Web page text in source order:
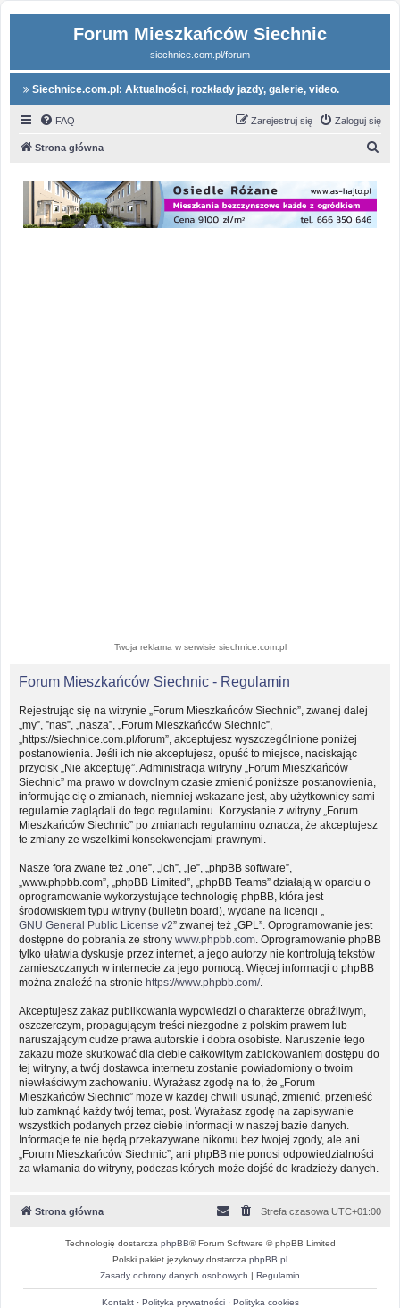
Forum Mieszkańców Siechnic
siechnice.com.pl/forum
Siechnice.com.pl: Aktualności, rozkłady jazdy, galerie, video.
FAQ Zaloguj się
Zarejestruj się
Strona główna
Twoja reklama w serwisie siechnice.com.pl
Forum Mieszkańców Siechnic - Regulamin
Rejestrując się na witrynie „Forum Mieszkańców Siechnic”, zwanej dalej
„my”, ”nas”, „nasza”, „Forum Mieszkańców Siechnic”,
„https://siechnice.com.pl/forum”, akceptujesz wyszczególnione poniżej
postanowienia. Jeśli ich nie akceptujesz, opuść to miejsce, naciskając
przycisk „Nie akceptuję”. Administracja witryny „Forum Mieszkańców
Siechnic” ma prawo w dowolnym czasie zmienić poniższe postanowienia,
informując cię o zmianach, niemniej wskazane jest, aby użytkownicy sami
regularnie zaglądali do tego regulaminu. Korzystanie z witryny „Forum
Mieszkańców Siechnic” po zmianach regulaminu oznacza, że akceptujesz
te zmiany ze wszelkimi konsekwencjami prawnymi.
Nasze fora zwane też „one”, „ich”, „je”, „phpBB software”,
„www.phpbb.com”, „phpBB Limited”, „phpBB Teams” działają w oparciu o
oprogramowanie wykorzystujące technologię phpBB, która jest
środowiskiem typu witryny (bulletin board), wydane na licencji „
GNU General Public License v2” zwanej też „GPL”. Oprogramowanie jest
dostępne do pobrania ze strony www.phpbb.com . Oprogramowanie phpBB
tylko ułatwia dyskusje przez internet, a jego autorzy nie kontrolują tekstów
zamieszczanych w internecie za jego pomocą. Więcej informacji o phpBB
można znaleźć na stronie https://www.phpbb.com/.
Akceptujesz zakaz publikowania wypowiedzi o charakterze obraźliwym,
oszczerczym, propagującym treści niezgodne z polskim prawem lub
naruszającym cudze prawa autorskie i dobra osobiste. Naruszenie tego
zakazu może skutkować dla ciebie całkowitym zablokowaniem dostępu do
tej witryny, a twój dostawca internetu zostanie powiadomiony o twoim
niewłaściwym zachowaniu. Wyrażasz zgodę na to, że „Forum
Mieszkańców Siechnic” może w każdej chwili usunąć, zmienić, przenieść
lub zamknąć każdy twój temat, post. Wyrażasz zgodę na zapisywanie
wszystkich podanych przez ciebie informacji w naszej bazie danych.
Informacje te nie będą przekazywane nikomu bez twojej zgody, ale ani
„Forum Mieszkańców Siechnic”, ani phpBB nie ponosi odpowiedzialności
za włamania do witryny, podczas których może dojść do kradzieży danych.
Strona główna Strefa czasowa UTC+01:00
Technologię dostarcza phpBB® Forum Software © phpBB Limited
Polski pakiet językowy dostarcza phpBB.pl
Zasady ochrony danych osobowych | Regulamin
Kontakt· Polityka prywatności· Polityka cookies